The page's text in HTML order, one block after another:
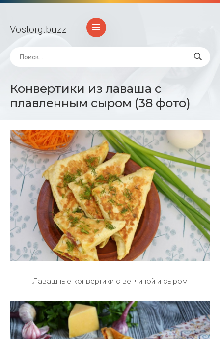
Vostorg.buzz
Конвертики из лаваша с
плавленным сыром (38 фото)
Лавашные конвертики с ветчиной и сыром